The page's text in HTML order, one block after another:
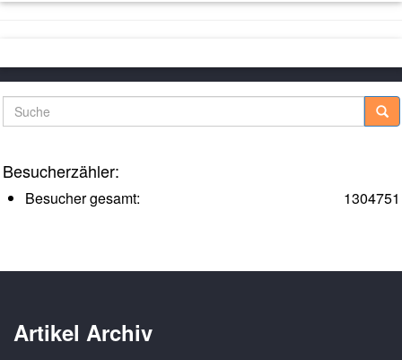
Suche
Besucherzähler:
1304751
Besucher gesamt:
Artikel Archiv